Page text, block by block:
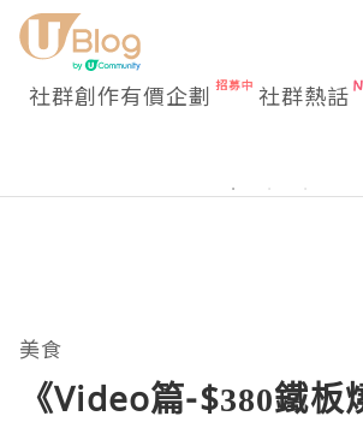
社群創作有價企劃 社群熱話
美食
《Video篇-$380鐵板